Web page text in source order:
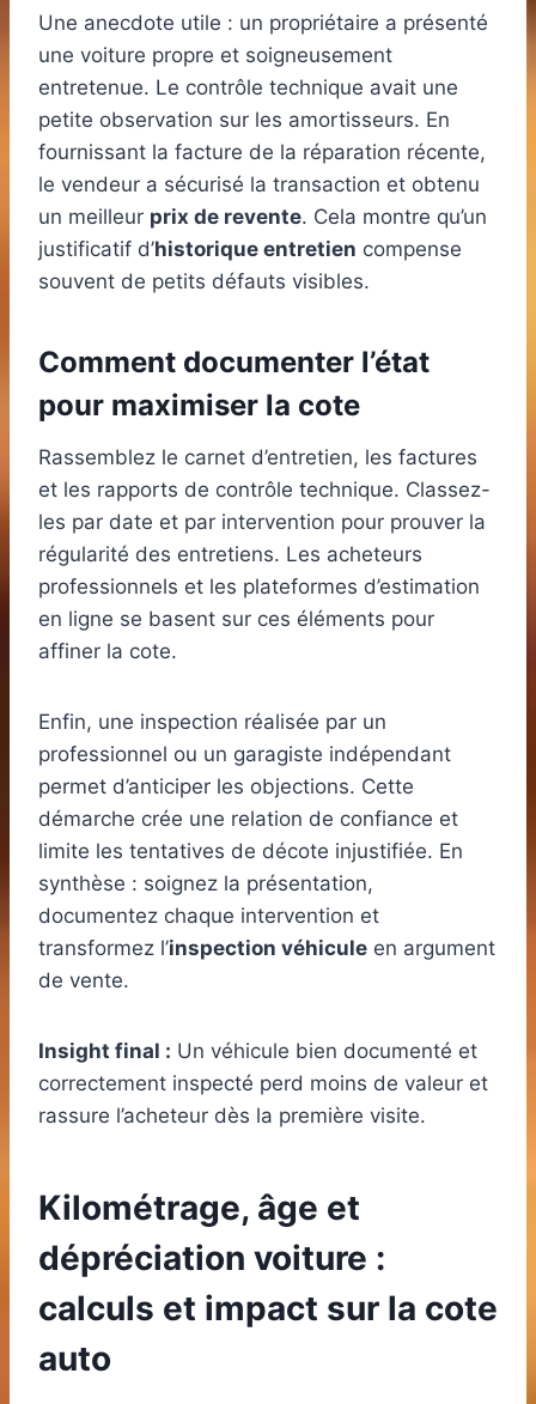
Une anecdote utile : un propriétaire a présenté
une voiture propre et soigneusement
entretenue. Le contrôle technique avait une
petite observation sur les amortisseurs. En
fournissant la facture de la réparation récente,
le vendeur a sécurisé la transaction et obtenu
un meilleur prix de revente. Cela montre qu’un
justificatif d’historique entretien compense
souvent de petits défauts visibles.
Comment documenter l’état
pour maximiser la cote
Rassemblez le carnet d’entretien, les factures
et les rapports de contrôle technique. Classez-
les par date et par intervention pour prouver la
régularité des entretiens. Les acheteurs
professionnels et les plateformes d’estimation
en ligne se basent sur ces éléments pour
affiner la cote.
Enfin, une inspection réalisée par un
professionnel ou un garagiste indépendant
permet d’anticiper les objections. Cette
démarche crée une relation de confiance et
limite les tentatives de décote injustifiée. En
synthèse : soignez la présentation,
documentez chaque intervention et
transformez l’inspection véhicule en argument
de vente.
Insight final : Un véhicule bien documenté et
correctement inspecté perd moins de valeur et
rassure l’acheteur dès la première visite.
Kilométrage, âge et
dépréciation voiture :
calculs et impact sur la cote
auto